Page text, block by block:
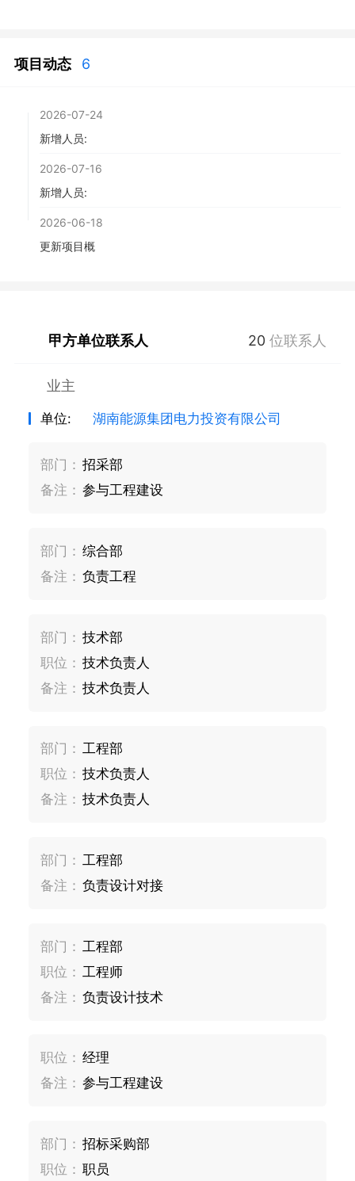
项目动态 6
2026-07-24
新增人员:
2026-07-16
新增人员:
2026-06-18
更新项目概
甲方单位联系人 20 位联系人
业主
单位: 湖南能源集团电力投资有限公司
部门： 招采部
备注： 参与工程建设
部门： 综合部
备注： 负责工程
部门： 技术部
职位： 技术负责人
备注： 技术负责人
部门： 工程部
职位： 技术负责人
备注： 技术负责人
部门： 工程部
备注： 负责设计对接
部门： 工程部
职位： 工程师
备注： 负责设计技术
职位： 经理
备注： 参与工程建设
部门： 招标采购部
职位： 职员